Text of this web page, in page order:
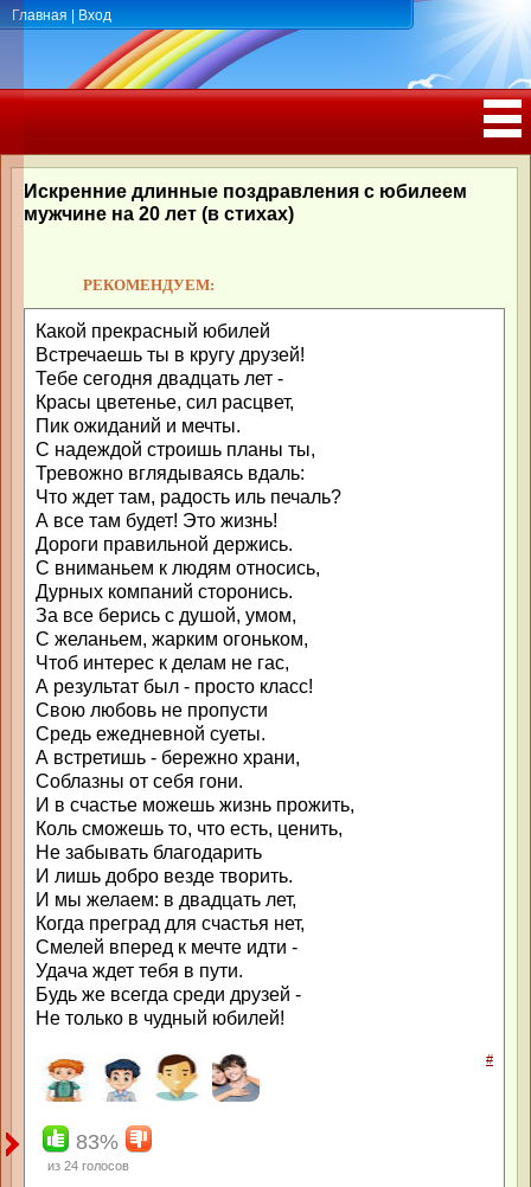
Главная Вход
РОЖДЕНИЯ, ЮБИЛЕЕМ
Искренние длинные поздравления с юбилеем
мужчине на 20 лет (в стихах)
РЕКОМЕНДУЕМ:
Какой прекрасный юбилей
Встречаешь ты в кругу друзей!
Тебе сегодня двадцать лет -
Красы цветенье, сил расцвет,
Пик ожиданий и мечты.
С надеждой строишь планы ты,
Тревожно вглядываясь вдаль:
Что ждет там, радость иль печаль?
А все там будет! Это жизнь!
Дороги правильной держись.
С вниманьем к людям относись,
Дурных компаний сторонись.
За все берись с душой, умом,
С желаньем, жарким огоньком,
Чтоб интерес к делам не гас,
А результат был - просто класс!
Свою любовь не пропусти
Средь ежедневной суеты.
А встретишь - бережно храни,
Соблазны от себя гони.
И в счастье можешь жизнь прожить,
Коль сможешь то, что есть, ценить,
Не забывать благодарить
И лишь добро везде творить.
И мы желаем: в двадцать лет,
Когда преград для счастья нет,
Смелей вперед к мечте идти -
Удача ждет тебя в пути.
Будь же всегда среди друзей -
Не только в чудный юбилей!
#
83%
из 24 голосов